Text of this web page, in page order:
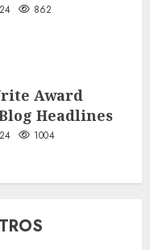
1004
of These Italian
You Tried?
811
in a Retro